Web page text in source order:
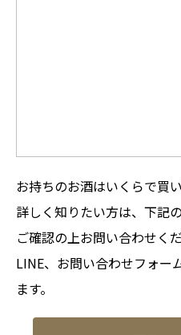
お持ちのお酒はいくらで買
詳しく知りたい方は、下記
ご確認の上お問い合わせくだ
LINE、お問い合わせフォー
ます。